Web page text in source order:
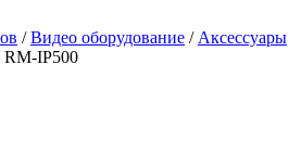
/ Видео оборудование / Аксессуары
RM-IP500